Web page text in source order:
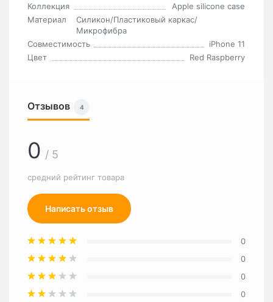
Коллекция
Apple silicone case
Материал
Силикон/Пластиковый каркас/
Микрофибра
Совместимость
iPhone 11
Цвет
Red Raspberry
Отзывов 4
0 / 5
средний рейтинг товара
Написать отзыв
0
0
0
0